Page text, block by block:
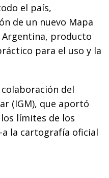
el país,
de un nuevo Mapa
Argentina, producto
para el uso y la
del
(IGM), que aportó
límites de los
la cartografía oficial